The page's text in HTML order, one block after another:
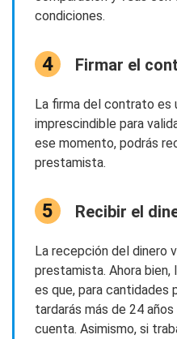
condiciones.
Firmar el
La firma del contrato es
imprescindible para
ese momento, podrás
prestamista.
Recibir el
La recepción del dinero
prestamista. Ahora
es que, para cantidades
tardarás más de 24
cuenta. Asimismo, si